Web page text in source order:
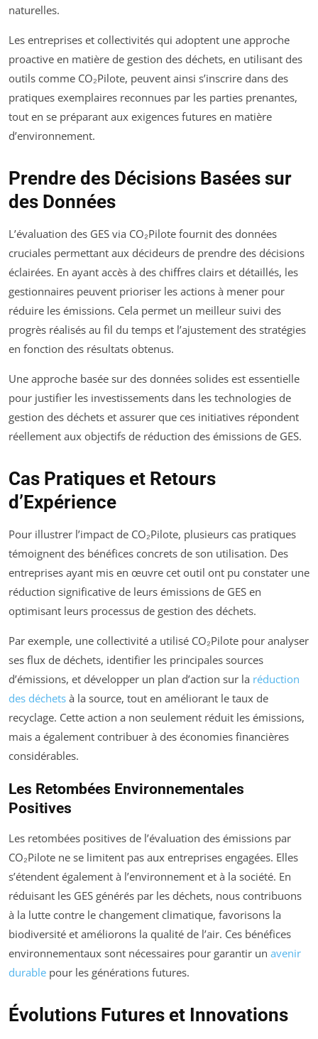
naturelles.
Les entreprises et collectivités qui adoptent une approche
proactive en matière de gestion des déchets, en utilisant des
outils comme CO₂Pilote, peuvent ainsi s’inscrire dans des
pratiques exemplaires reconnues par les parties prenantes,
tout en se préparant aux exigences futures en matière
d’environnement.
Prendre des Décisions Basées sur
des Données
L’évaluation des GES via CO₂Pilote fournit des données
cruciales permettant aux décideurs de prendre des décisions
éclairées. En ayant accès à des chiffres clairs et détaillés, les
gestionnaires peuvent prioriser les actions à mener pour
réduire les émissions. Cela permet un meilleur suivi des
progrès réalisés au fil du temps et l’ajustement des stratégies
en fonction des résultats obtenus.
Une approche basée sur des données solides est essentielle
pour justifier les investissements dans les technologies de
gestion des déchets et assurer que ces initiatives répondent
réellement aux objectifs de réduction des émissions de GES.
Cas Pratiques et Retours
d’Expérience
Pour illustrer l’impact de CO₂Pilote, plusieurs cas pratiques
témoignent des bénéfices concrets de son utilisation. Des
entreprises ayant mis en œuvre cet outil ont pu constater une
réduction significative de leurs émissions de GES en
optimisant leurs processus de gestion des déchets.
Par exemple, une collectivité a utilisé CO₂Pilote pour analyser
ses flux de déchets, identifier les principales sources
d’émissions, et développer un plan d’action sur la réduction
des déchets à la source, tout en améliorant le taux de
recyclage. Cette action a non seulement réduit les émissions,
mais a également contribuer à des économies financières
considérables.
Les Retombées Environnementales
Positives
Les retombées positives de l’évaluation des émissions par
CO₂Pilote ne se limitent pas aux entreprises engagées. Elles
s’étendent également à l’environnement et à la société. En
réduisant les GES générés par les déchets, nous contribuons
à la lutte contre le changement climatique, favorisons la
biodiversité et améliorons la qualité de l’air. Ces bénéfices
environnementaux sont nécessaires pour garantir un avenir
durable pour les générations futures.
Évolutions Futures et Innovations